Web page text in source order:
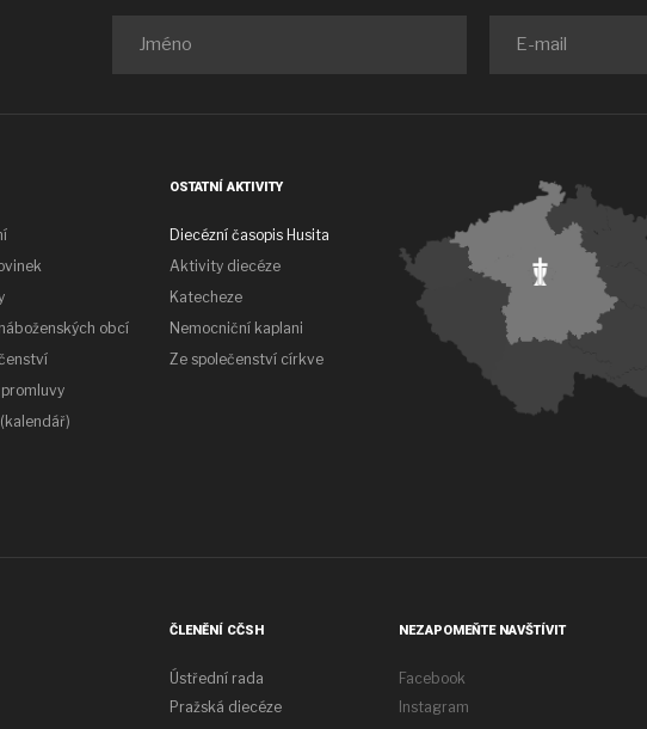
obcí
OSTATNÍ AKTIVITY
Diecézní časopis Husita
Aktivity diecéze
Katecheze
Nemocniční kaplani
Ze společenství církve
ČLENĚNÍ CČSH
Ústřední rada
Pražská diecéze
NEZAPOMEŇTE NAVŠTÍVIT
Facebook
Instagram